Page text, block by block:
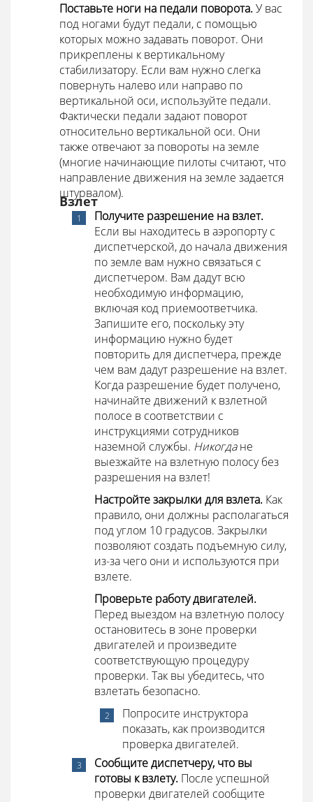
Поставьте ноги на педали поворота.У вас
под ногами будут педали, с помощью
которых можно задавать поворот. Они
прикреплены к вертикальному
стабилизатору. Если вам нужно слегка
повернуть налево или направо по
вертикальной оси, используйте педали.
Фактически педали задают поворот
относительно вертикальной оси. Они
также отвечают за повороты на земле
(многие начинающие пилоты считают, что
направление движения на земле задается
штурвалом).
Взлет
Получите разрешение на взлет.
Если вы находитесь в аэропорту с
диспетчерской, до начала движения
по земле вам нужно связаться с
диспетчером. Вам дадут всю
необходимую информацию,
включая код приемоответчика.
Запишите его, поскольку эту
информацию нужно будет
повторить для диспетчера, прежде
чем вам дадут разрешение на взлет.
Когда разрешение будет получено,
начинайте движений к взлетной
полосе в соответствии с
инструкциями сотрудников
наземной службы. Никогдане
выезжайте на взлетную полосу без
разрешения на взлет!
Настройте закрылки для взлета. Как
правило, они должны располагаться
под углом 10 градусов. Закрылки
позволяют создать подъемную силу,
из-за чего они и используются при
взлете.
Проверьте работу двигателей.
Перед выездом на взлетную полосу
остановитесь в зоне проверки
двигателей и произведите
соответствующую процедуру
проверки. Так вы убедитесь, что
взлетать безопасно.
Попросите инструктора
показать, как производится
проверка двигателей.
Сообщите диспетчеру, что вы
готовы к взлету. После успешной
проверки двигателей сообщите